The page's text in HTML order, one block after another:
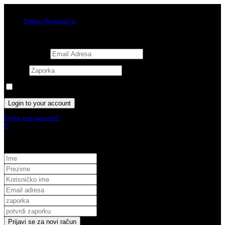
Prijava / Registriraj se
Forgot your password?
X